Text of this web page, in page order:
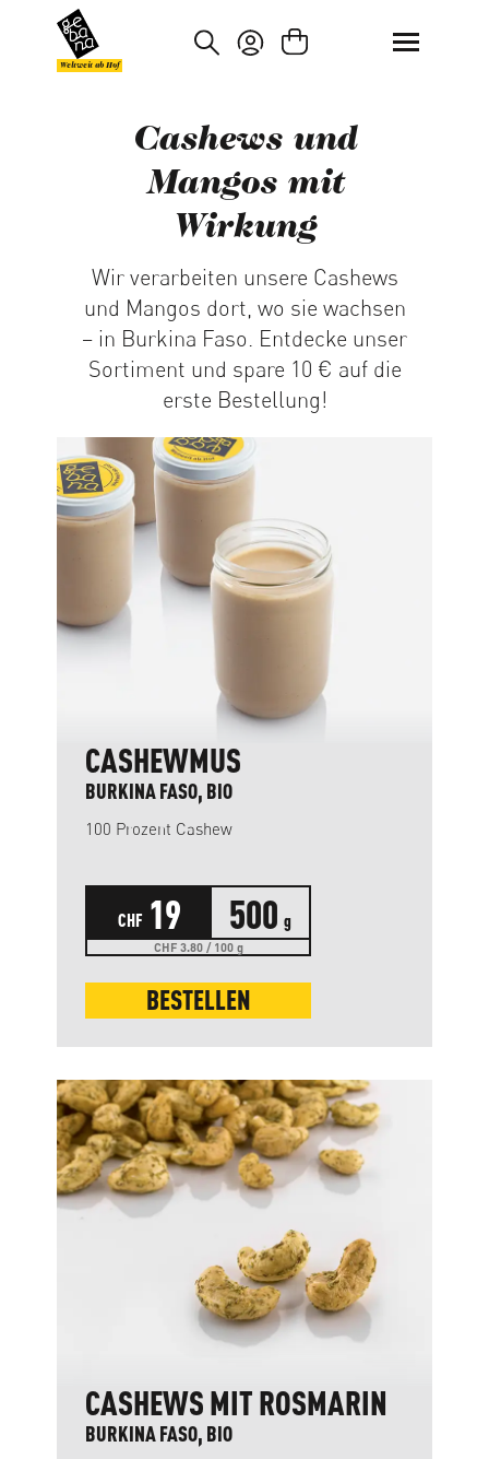
Hauptinhalt springen
Zur Suche springen
Weltweit ab Hof
Cashews und
Mangos mit
Wirkung
Wir verarbeiten unsere Cashews
und Mangos dort, wo sie wachsen
– in Burkina Faso. Entdecke unser
Sortiment und spare 10 € auf die
erste Bestellung!
CASHEWMUS
BURKINA FASO, BIO
100 Prozent Cashew
CHF 19 500 g
CHF 3.80 / 100 g
BESTELLEN
CASHEWS MIT ROSMARIN
BURKINA FASO, BIO